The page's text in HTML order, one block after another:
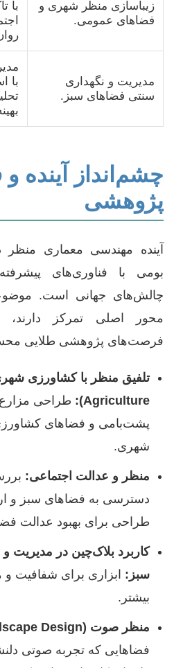
زیباسازی منظر شهری و
فضاهای عمومی.
با
مدیریت و نگهداری
سنتی فضاهای سبز.
با
چشم‌انداز آینده
پژوهشی
آینده مهندسی معماری
بومی با فناوری‌های
چالش‌های جهانی است.
محور اصلی تمرکز دارند،
فرصت‌های پژوهشی طلایی
Agriculture):
طراحی
پشت‌بامی و فضاهای
شهری.
منظر و عدالت اجتماعی:
دسترسی به فضاهای سبز و
طراحی برای بهبود عدالت
کاربرد بلاک‌چین در مدیریت
سبز: ابزاری برای شفافیت
بیشتر.
منظر صوت (Soundscape Design):
فضاهایی که تجربه صوتی